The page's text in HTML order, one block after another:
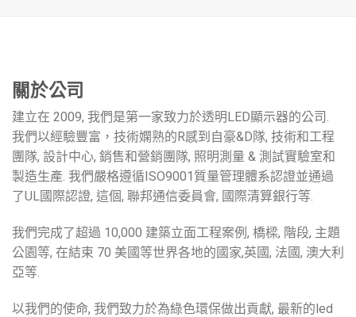
關於公司
建立在 2009, 我們是第一家致力於透明LED顯示器的公司.
我們以經驗豐富，技術嫻熟的R感到自豪&D隊, 技術和工程
團隊, 設計中心, 銷售和營銷團隊, 照明測量 & 測試實驗室和
製造生產. 我們嚴格遵循ISO9001質量管理體系認證並通過
了UL國際認證, 這個, 聯邦通信委員會, 國際清算銀行等.
我們完成了超過 10,000 建築立面工程案例, 橋樑, 階段, 主題
公園等, 在結束 70 美國等世界各地的國家,英國, 法國, 澳大利
亞等.
以我們的使命, 我們致力於為綠色環保做出貢獻, 最新的led